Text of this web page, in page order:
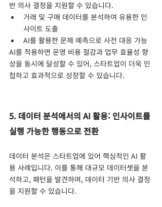
반 의사 결정을 지원할 수 있습니다.
거래 및 구매 데이터를 분석하여 유용한 인
사이트 도출
AI를 활용한 문제 예측으로 사전 대응 가능
AI를 적용하면 운영 비용 절감과 업무 효율성 향
상을 동시에 달성할 수 있어, 스타트업이 더욱 민
첩하고 효과적으로 성장할 수 있습니다.
5. 데이터 분석에서의 AI 활용: 인사이트를
실행 가능한 행동으로 전환
데이터 분석은 스타트업에 있어 핵심적인 AI 활
용 사례입니다. 이를 통해 대규모 데이터셋을 분
석하고, 패턴을 발견하며, 데이터 기반 의사 결정
을 지원할 수 있습니다.